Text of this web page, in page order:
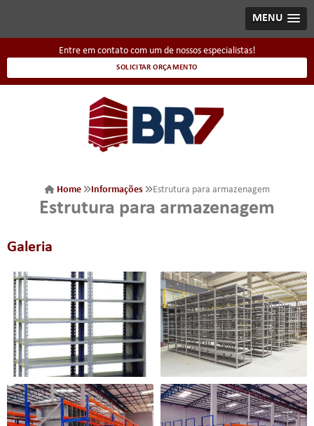
MENU
Entre em contato com um de nossos especialistas!
SOLICITAR ORÇAMENTO
Home Informações Estrutura para armazenagem
Estrutura para armazenagem
Galeria